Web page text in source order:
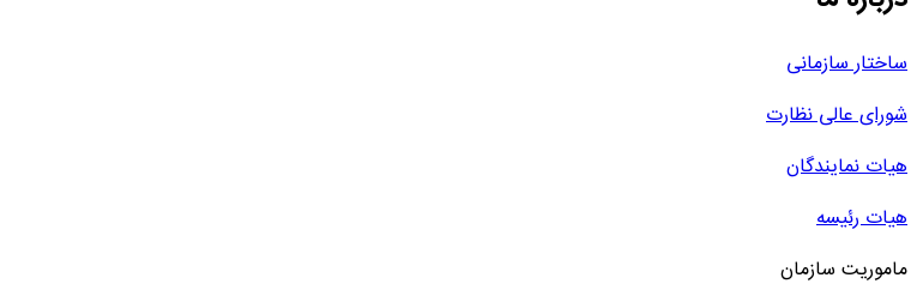
ساختار سازمانی
شورای عالی نظارت
هیات نمایندگان
هیات رئیسه
ماموریت سازمان